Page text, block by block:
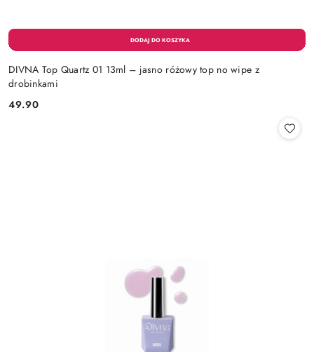
DIVNA Top Quartz 01 13ml – jasno różowy top no wipe z
drobinkami
Cena:
49.90